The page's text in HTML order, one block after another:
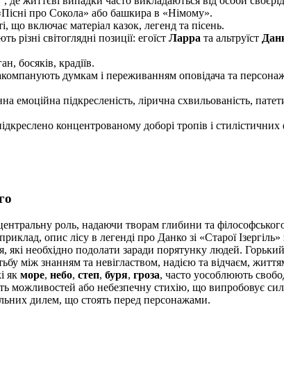
про Сокола» або башкира в «Німому».
що включає матеріал казок, легенд та пісень.
світоглядні позиції: егоїст Ларра та альтруїст
босяків, крадіїв.
думкам і переживанням оповідача та
підкресленість, лірична схвильованість,
концентрованому доборі тропів і
центральну роль, надаючи творам глибини та
опис лісу в легенді про Данко зі «Старої
необхідно подолати заради порятунку людей.
між знанням та невіглаством, надією та відчаєм,
як море, небо, степ, буря, гроза, часто уособлюють
можливостей або небезпечну стихію, що випробовує
дилем, що стоять перед персонажами.